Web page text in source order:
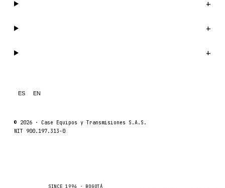
+
+
+
ES EN
© 2026 · Case Equipos y Transmisiones S.A.S.
NIT 900.197.313-0
SINCE 1994 · BOGOTÁ